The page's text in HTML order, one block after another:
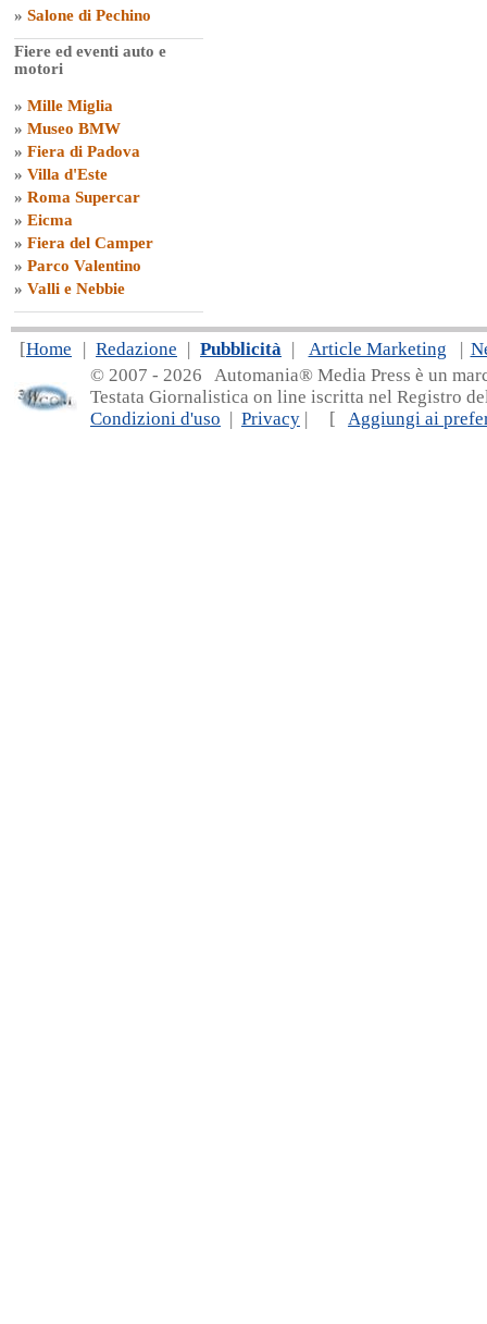
» Salone di Pechino
Fiere ed eventi auto e
motori
» Mille Miglia
» Museo BMW
» Fiera di Padova
» Villa d'Este
» Roma Supercar
» Eicma
» Fiera del Camper
» Parco Valentino
» Valli e Nebbie
[Home | Redazione | Pubblicità | Article Marketing |
© 2007 - 2026 Automania® Media Press è un
Testata Giornalistica on line iscritta nel Registro
Condizioni d'uso | Privacy | [ Aggiungi ai